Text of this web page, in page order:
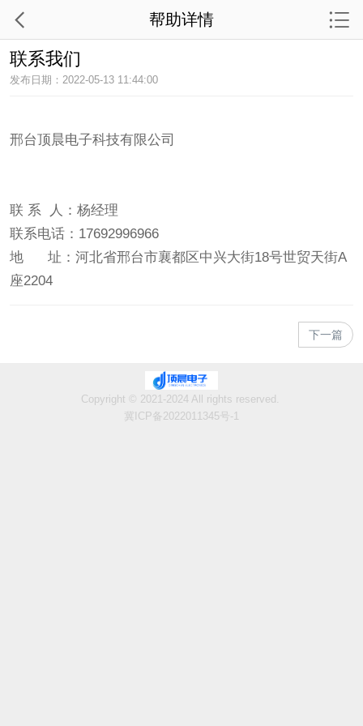
联系我们
发布日期：2022-05-13 11:44:00
邢台顶晨电子科技有限公司
联 系 人：杨经理
联系电话：17692996966
地 址：河北省邢台市襄都区中兴大街18号世贸天街A
座2204
下一篇
帮助详情
Copyright © 2021-2024 All rights reserved.
冀ICP备2022011345号-1